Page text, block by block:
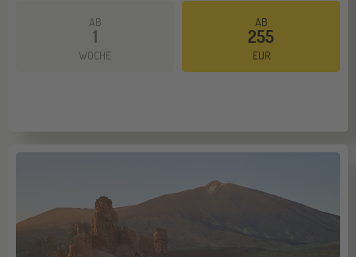
AB
1
WOCHE
AB
255
EUR